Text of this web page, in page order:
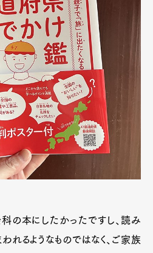
の本にしたかったですし、読み
れるようなものではなく、ご家族